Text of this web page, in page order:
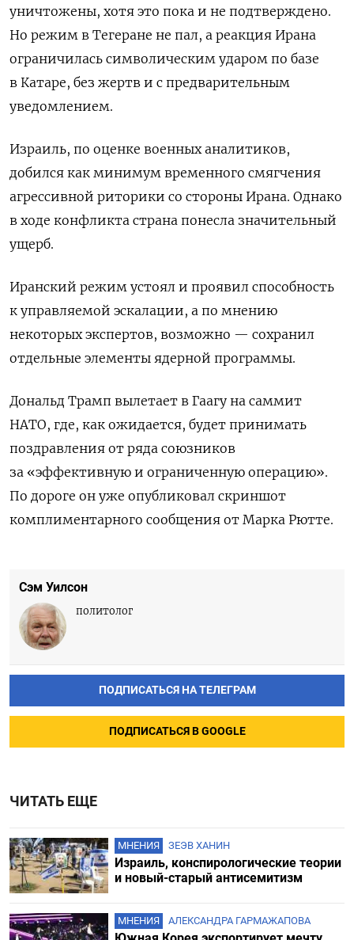
уничтожены, хотя это пока и не подтверждено.
Но режим в Тегеране не пал, а реакция Ирана
ограничилась символическим ударом по базе
в Катаре, без жертв и с предварительным
уведомлением.
Израиль, по оценке военных аналитиков,
добился как минимум временного смягчения
агрессивной риторики со стороны Ирана. Однако
в ходе конфликта страна понесла значительный
ущерб.
Иранский режим устоял и проявил способность
к управляемой эскалации, а по мнению
некоторых экспертов, возможно — сохранил
отдельные элементы ядерной программы.
Дональд Трамп вылетает в Гаагу на саммит
НАТО, где, как ожидается, будет принимать
поздравления от ряда союзников
за «эффективную и ограниченную операцию».
По дороге он уже опубликовал скриншот
комплиментарного сообщения от Марка Рютте.
Сэм Уилсон
политолог
ПОДПИСАТЬСЯ НА ТЕЛЕГРАМ
ПОДПИСАТЬСЯ В GOOGLE
ЧИТАТЬ ЕЩЕ
МНЕНИЯ ЗЕЭВ ХАНИН
Израиль, конспирологические теории
и новый-старый антисемитизм
МНЕНИЯ АЛЕКСАНДРА ГАРМАЖАПОВА